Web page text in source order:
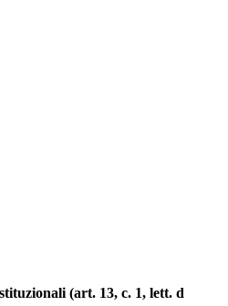
(art. 13, c. 1, lett. d